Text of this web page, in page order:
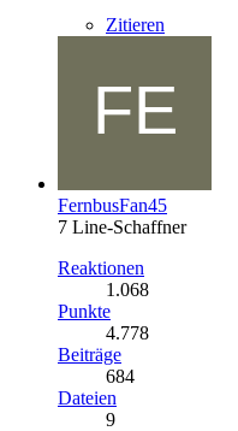
Zitieren
FernbusFan45
7 Line-Schaffner
Reaktionen
1.068
Punkte
4.778
Beiträge
684
Dateien
9